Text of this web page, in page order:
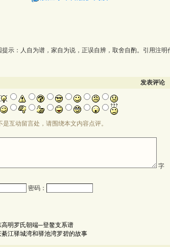
提示：人自为谱，家自为说，正误自辨，取舍自酌。引用注明
发表评论
互动留言处，请围绕本文内容点评。
字
密码：
高明罗氏朝端─登鳌支系谱
綦江驿城湾和驿池湾罗碧的故事